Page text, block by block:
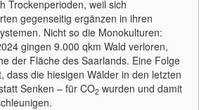
Trockenperioden, weil sich
gegenseitig ergänzen in ihren
Nicht so die Monokulturen:
gingen 9.000 qkm Wald verloren,
der Fläche des Saarlands. Eine Folge
dass die hiesigen Wälder in den letzten
Senken – für CO2 wurden und damit